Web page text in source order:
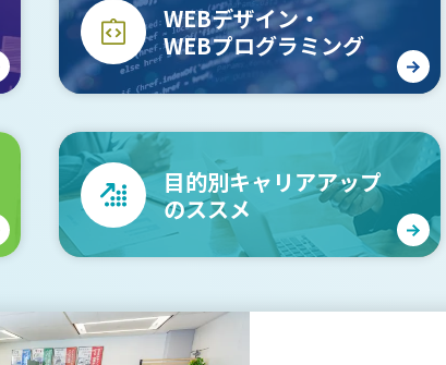
WEBデザイン・
WEBプログラミング
目的別キャリアアップ
のススメ